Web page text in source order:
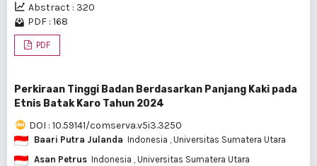
Abstract : 320
PDF : 168
PDF
Perkiraan Tinggi Badan Berdasarkan Panjang Kaki pada
Etnis Batak Karo Tahun 2024
DOI : 10.59141/comserva.v5i3.3250
Baari Putra Julanda Indonesia , Universitas Sumatera Utara
Asan Petrus Indonesia , Universitas Sumatera Utara